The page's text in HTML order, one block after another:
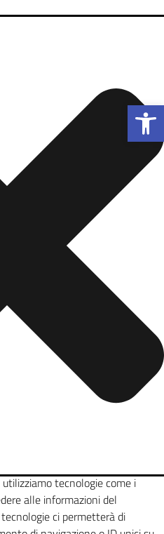
Apri la
tecnologie come i
alle informazioni del
ci permetterà di